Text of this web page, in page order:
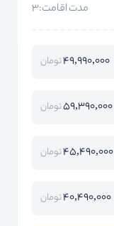
مدت اقامت:3
49,990,000تومان
59,390,000تومان
45,490,000تومان
40,490,000تومان